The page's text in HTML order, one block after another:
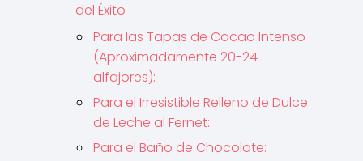
del Éxito
Para las Tapas de Cacao Intenso
(Aproximadamente 20-24
alfajores):
Para el Irresistible Relleno de Dulce
de Leche al Fernet:
Para el Baño de Chocolate: